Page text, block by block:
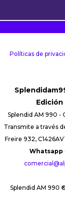
Políticas de
Edición
Splendid AM 990 -
Transmite a través
Freire 932,
Whatsapp
Splendid AM 990